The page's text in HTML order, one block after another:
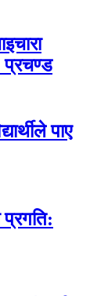
प्रचण्ड
पाए
प्रगति: